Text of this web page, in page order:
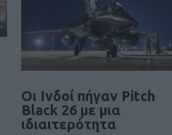
Οι Ινδοί πήγαν Pitch
Black 26 με μια
ιδιαιτερότητα